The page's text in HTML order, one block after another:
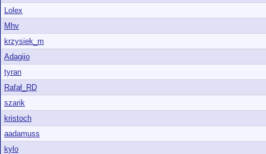
Lolex
Mhv
krzysiek_m
Adagiio
tyran
Rafał_RD
szarik
kristoch
aadamuss
kylo